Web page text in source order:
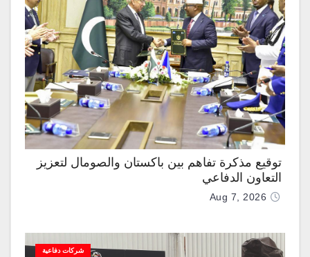
توقيع مذكرة تفاهم بين باكستان والصومال لتعزيز
التعاون الدفاعي
Aug 7, 2026
شركات دفاعية